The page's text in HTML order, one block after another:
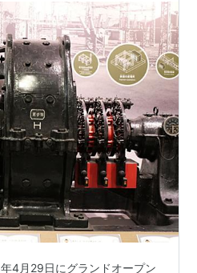
4月29日にグランドオープン